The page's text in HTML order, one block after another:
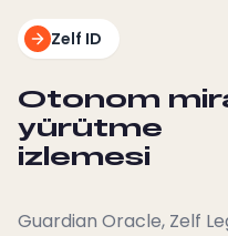
Zelf ID
Otonom
yürütme
izlemesi
Guardian Oracle, Zelf